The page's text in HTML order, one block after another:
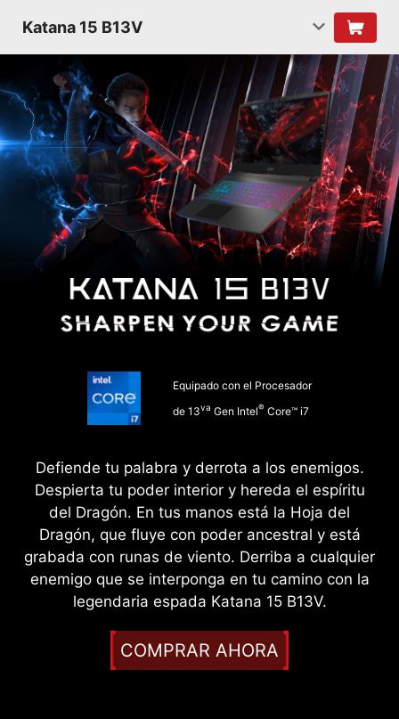
Katana 15 B13V
Equipado con el Procesador
de 13va Gen Intel® Core™ i7
Defiende tu palabra y derrota a los enemigos.
Despierta tu poder interior y hereda el espíritu
del Dragón. En tus manos está la Hoja del
Dragón, que fluye con poder ancestral y está
grabada con runas de viento. Derriba a cualquier
enemigo que se interponga en tu camino con la
legendaria espada Katana 15 B13V.
COMPRAR AHORA